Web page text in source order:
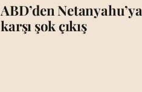
ABD’den Netanyahu’ya
karşı şok çıkış